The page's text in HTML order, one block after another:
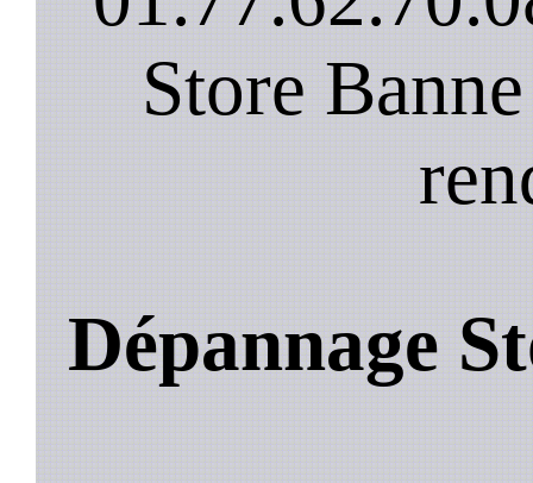
Store
Dépannage